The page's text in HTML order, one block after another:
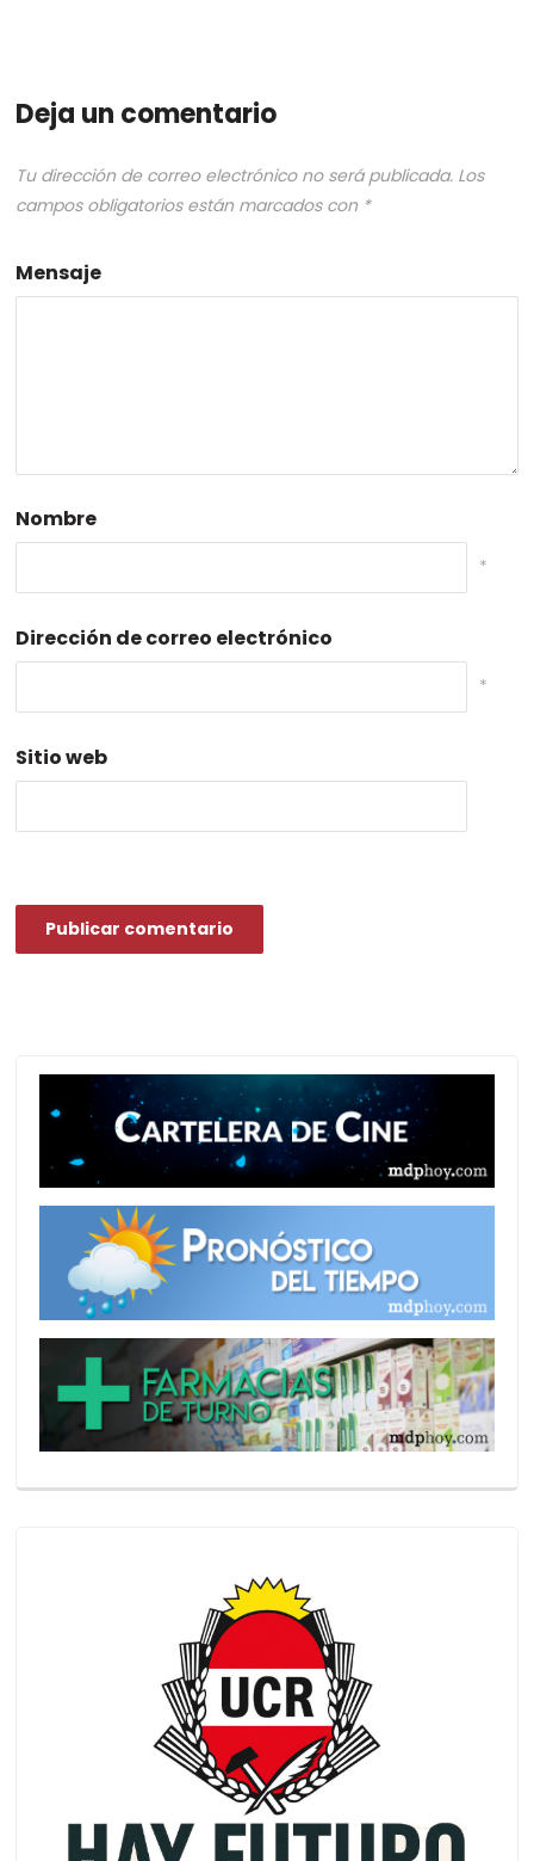
Deja un comentario
Tu dirección de correo electrónico no será publicada. Los
campos obligatorios están marcados con *
Mensaje
Nombre
*
Dirección de correo electrónico
*
Sitio web